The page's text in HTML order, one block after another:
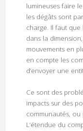
lumineuses faire
les dégâts sont
charge. Il faut
dans la
mouvements en
en compte les
d’envoyer une
Ce sont des
impacts sur des
communautés, ou
L’étendue du